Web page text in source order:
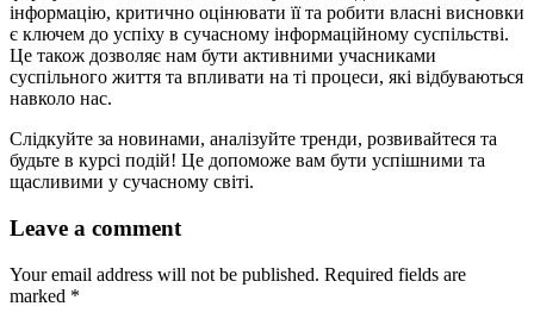
інформацію, критично оцінювати її та робити власні висновки
є ключем до успіху в сучасному інформаційному суспільстві.
Це також дозволяє нам бути активними учасниками
суспільного життя та впливати на ті процеси, які відбуваються
навколо нас.
Слідкуйте за новинами, аналізуйте тренди, розвивайтеся та
будьте в курсі подій! Це допоможе вам бути успішними та
щасливими у сучасному світі.
Leave a comment
Your email address will not be published. Required fields are
marked *